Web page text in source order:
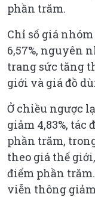
phần trăm.
Chỉ số giá
6,57%, nguyên
trang sức tăng
giới và giá đồ
Ở chiều ngược
giảm 4,83%, tác
phần trăm,
theo giá thế
điểm phần
viễn thông giảm